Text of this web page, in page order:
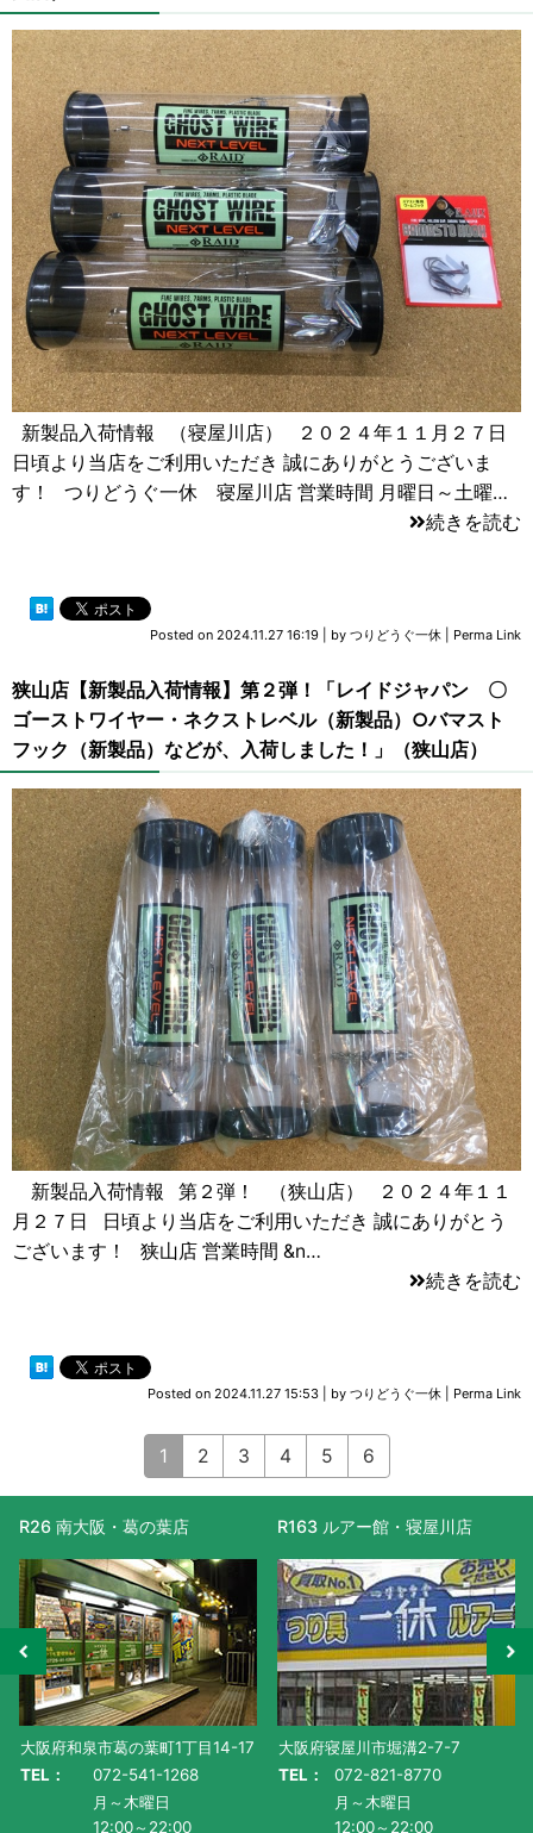
新製品入荷情報 （寝屋川店） ２０２４年１１月２７日
日頃より当店をご利用いただき 誠にありがとうございま
す！ つりどうぐ一休 寝屋川店 営業時間 月曜日～土曜…
続きを読む
Posted on 2024.11.27 16:19 by つりどうぐ一休 Perma Link
狭山店【新製品入荷情報】第２弾！「レイドジャパン 〇
ゴーストワイヤー・ネクストレベル（新製品）○バマスト
フック（新製品）などが、入荷しました！」（狭山店）
新製品入荷情報 第２弾！ （狭山店） ２０２４年１１
月２７日 日頃より当店をご利用いただき 誠にありがとう
ございます！ 狭山店 営業時間 &n…
続きを読む
Posted on 2024.11.27 15:53 by つりどうぐ一休 Perma Link
1 2 3 4 5 6
R163 ルアー館・寝屋川店
大阪府寝屋川市堀溝2-7-7
TEL：
072-821-8770
月～木曜日
12:00～22:00
R477 滋賀守山店
滋賀県守山市水保町1130番地-1
TEL：
077-585-5011
月～金曜日・祝
AM10:00～PM9:00